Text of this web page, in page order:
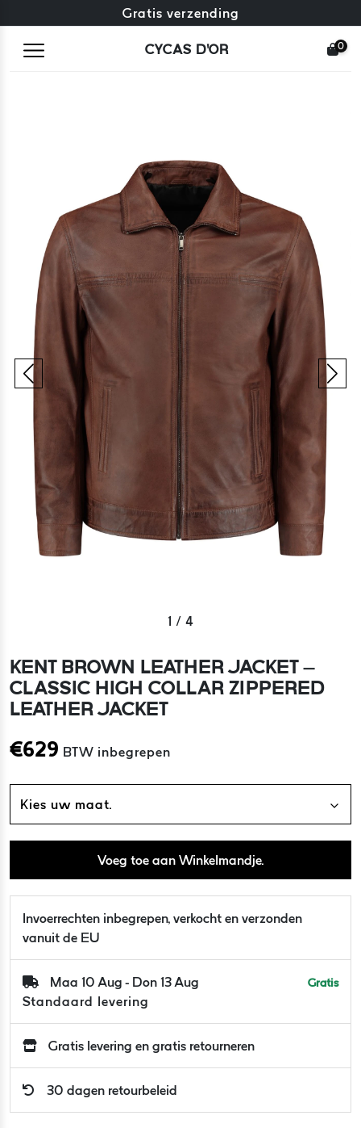
Gratis omruiling + gratis retourneren
Gratis verzending
CYCAS D'OR 0
1 / 4
KENT BROWN LEATHER JACKET –
CLASSIC HIGH COLLAR ZIPPERED
LEATHER JACKET
€629 BTW inbegrepen
Kies uw maat.
Voeg toe aan Winkelmandje.
Invoerrechten inbegrepen, verkocht en verzonden
vanuit de EU
Maa 10 Aug - Don 13 Aug
Standaard levering
Gratis
Gratis levering en gratis retourneren
30 dagen retourbeleid